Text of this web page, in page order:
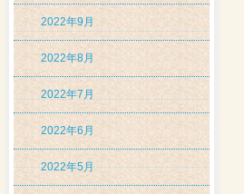
2022年9月
2022年8月
2022年7月
2022年6月
2022年5月